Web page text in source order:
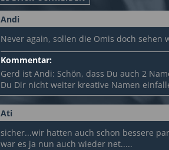
Andi
Never again, sollen die Omis doch sehen
Kommentar:
Gerd ist Andi: Schön, dass Du auch 2
Du Dir nicht weiter kreative Namen
Ati
sicher...wir hatten auch schon bessere
war es ja nun auch wieder net.....